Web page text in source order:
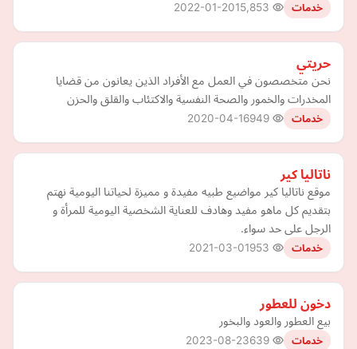
خدمات 2022-01-20
حريتي
نحن متخصصون في العمل مع الأفراد الذين يعانون من قضايا
المخدرات والخمور والصحة النفسية والاكتئاب والقلق والحزن
خدمات 2020-04-16
ناتاليا كير
موقع ناتاليا كير مواضيع طبيه مفيدة و مميزة لحياتنا اليومية نهتم
بتقديم كل ماهو مفيد وهادف للعناية الشخصية اليومية للمرأة و
الرجل على حد سواء.
خدمات 2021-03-01
دخون للعطور
بيع العطور والعود والبخور
خدمات 2023-08-23